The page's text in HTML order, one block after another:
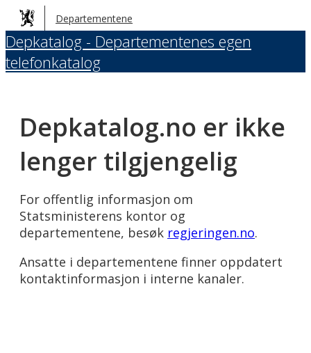
Hopp
til
hovedinnhold
Departementene
Depkatalog - Departementenes egen
telefonkatalog
Depkatalog.no er ikke
lenger tilgjengelig
For offentlig informasjon om
Statsministerens kontor og
departementene, besøk regjeringen.no.
Ansatte i departementene finner oppdatert
kontaktinformasjon i interne kanaler.